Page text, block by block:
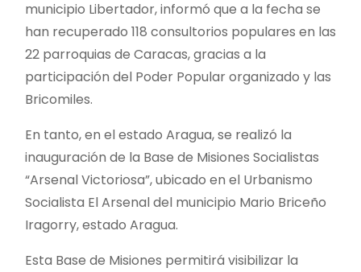
municipio Libertador, informó que a la fecha se
han recuperado 118 consultorios populares en las
22 parroquias de Caracas, gracias a la
participación del Poder Popular organizado y las
Bricomiles.
En tanto, en el estado Aragua, se realizó la
inauguración de la Base de Misiones Socialistas
“Arsenal Victoriosa”, ubicado en el Urbanismo
Socialista El Arsenal del municipio Mario Briceño
Iragorry, estado Aragua.
Esta Base de Misiones permitirá visibilizar la